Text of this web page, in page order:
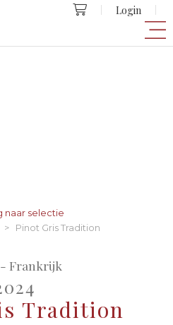
Login
naar selectie
> Pinot Gris Tradition
- Frankrijk
Tradition